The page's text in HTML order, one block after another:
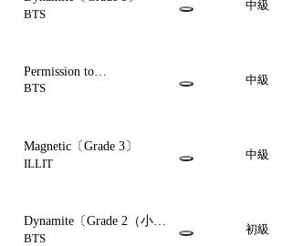
BTS
中級
Permission to
Dance〔Grade 3〕
BTS
中級
Magnetic〔Grade 3〕
ILLIT
中級
Dynamite〔Grade 2（小編
成）〕
BTS
初級